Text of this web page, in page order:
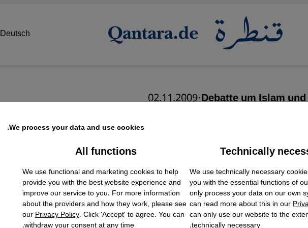
Deutsch
Debatte um Islam
·
02.11.2009
Für eine Streitkultur
We process your data and use cookies.
Technically
We use technically necessary
you with the essential functions of
only process your data on our own
can read more about this in our
can only use our website to the
All functions
We use functional and marketing cookies to help
provide you with the best website experience and
improve our service to you. For more information
about the providers and how they work, please see
ourPrivacy Policy. Click 'Accept' to agree. You can
Facebook Embed / Facebook Connect
Twitter Embed
Instagram Embed
Youtube Embed
Google Maps Embed